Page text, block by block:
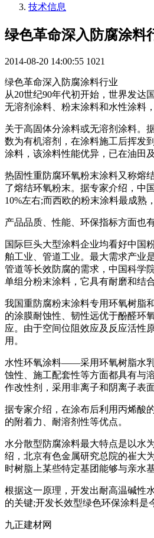
技术信息
绿色革命深入防腐涂料
2014-08-20 14:00:55 1021
绿色革命深入防腐涂料行业
从20世纪90年代初开始，世界发达
无溶剂涂料、粉末涂料和水性涂料
关于高固体分涂料或无溶剂涂料。
数为有机溶剂，在涂料施工后挥发
涂料，该涂料性能优异，已在油田
热固性重防腐环氧粉末涂料又称熔
了熔结环氧粉末。据专家介绍，中
10%左右;而西欧的粉末涂料最成熟
产品品质、性能、环保指标方面也
国际巨头大型涂料企业均看好中国
舶工业、管道工业。最大需求产业
管道等长效防腐的需求，中国科学
单组分粉末涂料，它具有耐磨和结
我国重防腐粉末涂料专用环氧树脂
的涂膜耐蚀性、韧性远优于酚醛环
应。由于空间位阻效应及反应活性
用。
水性环氧涂料――采用环氧树脂水
蚀性、施工配套性等方面都具有与
作改性剂，采用非离子和阴离子表
据专家介绍，在涂布后利用丙烯酸
的附着力、耐溶剂性等优点。
水分散型防腐涂料最大特点是以水
绍，北京有色金属研究总院的崔大
时树脂上某些特定基团能够与亲水
根据这一原理，开发出耐高温碱性
的关键;开发长效型绿色环保涂料是
九正建材网